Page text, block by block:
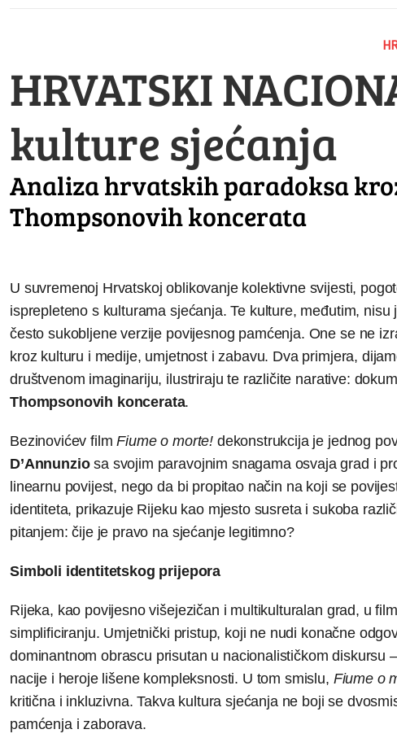
HRVATSKI
kulture sjećanja
Analiza hrvatskih paradoksa
Thompsonovih koncerata
U suvremenoj Hrvatskoj oblikovanje kolektivne svijesti,
isprepleteno s kulturama sjećanja. Te kulture, međutim,
često sukobljene verzije povijesnog pamćenja. One se ne
kroz kulturu i medije, umjetnost i zabavu. Dva primjera,
društvenom imaginariju, ilustriraju te različite narative:
Thompsonovih koncerata.
Bezinovićev filmFiume o morte! dekonstrukcija je jednog
D’Annunziosa svojim paravojnim snagama osvaja grad i
linearnu povijest, nego da bi propitao način na koji se
identiteta, prikazuje Rijeku kao mjesto susreta i sukoba
pitanjem: čije je pravo na sjećanje legitimno?
Simboli identitetskog prijepora
Rijeka, kao povijesno višejezičan i multikulturalan grad, u
simplificiranju. Umjetnički pristup, koji ne nudi konačne
dominantnom obrascu prisutan u nacionalističkom
nacije i heroje lišene kompleksnosti. U tom smislu, Fiume o
kritična i inkluzivna. Takva kultura sjećanja ne boji se
pamćenja i zaborava.